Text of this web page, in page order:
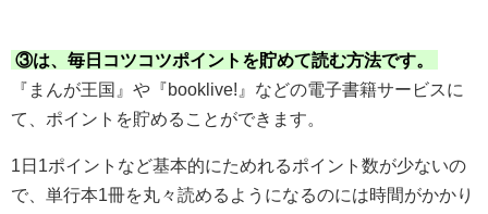
③は、毎日コツコツポイントを貯めて読む方法です。
『まんが王国』や『booklive!』などの電子書籍サービスに
て、ポイントを貯めることができます。
1日1ポイントなど基本的にためれるポイント数が少ないの
で、単行本1冊を丸々読めるようになるのには時間がかかり